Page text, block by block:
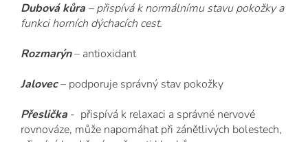
Dubová kůra – přispívá k normálnímu stavu pokožky a
funkci horních dýchacích cest.
Rozmarýn– antioxidant
Jalovec– podporuje správný stav pokožky
Přeslička - přispívá k relaxaci a správné nervové
rovnováze, může napomáhat při zánětlivých bolestech,